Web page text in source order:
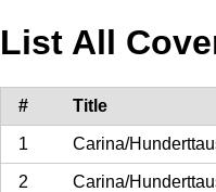
List All
# Title
1 Carina/
2 Carina/